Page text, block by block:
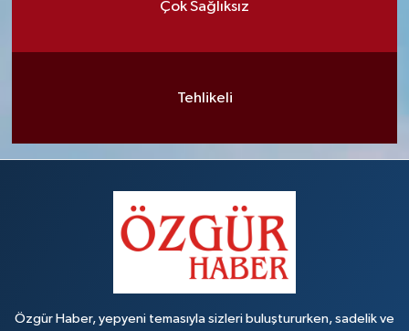
Çok Sağlıksız
Tehlikeli
Özgür Haber, yepyeni temasıyla sizleri buluştururken, sadelik ve